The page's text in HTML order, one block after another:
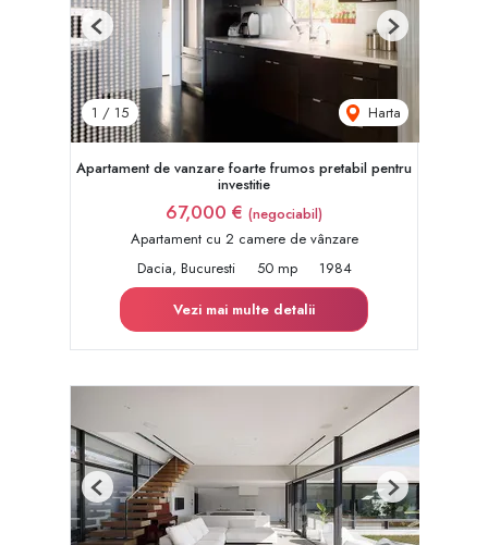
1 / 15 Harta
Previous Next
Apartament de vanzare foarte frumos pretabil pentru
investitie
67,000 € (negociabil)
Apartament cu 2 camere de vânzare
Dacia, Bucuresti
50 mp
1984
Vezi mai multe detalii
Previous Next